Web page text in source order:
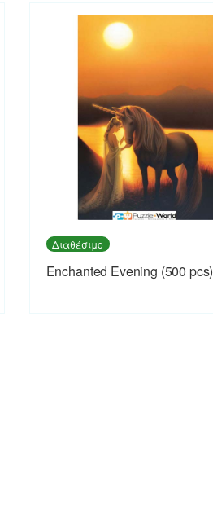
Διαθέσιμο
Enchanted Evening (500 pcs)